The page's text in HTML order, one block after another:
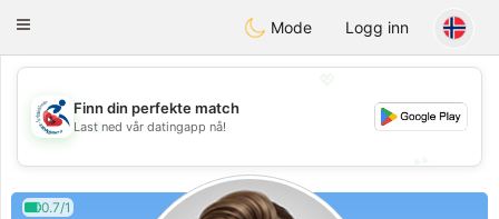
Handi Space
Toggle
Mode Logg inn
💖
💕
Finn din perfekte match
Last ned vår datingapp nå!
0.7/1